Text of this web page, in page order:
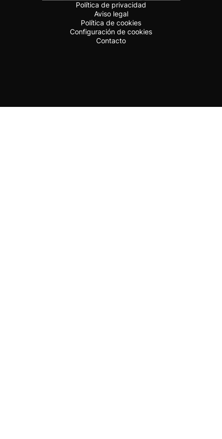
Política de privacidad
Aviso legal
Política de cookies
Configuración de cookies
Contacto